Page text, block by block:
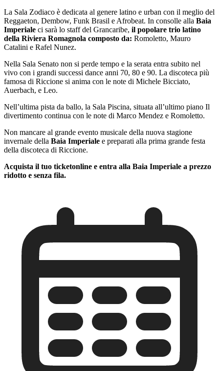
La Sala Zodiaco è dedicata al genere latino e urban con il meglio del
Reggaeton, Dembow, Funk Brasil e Afrobeat. In consolle alla Baia
Imperiale ci sarà lo staff del Grancaribe, il popolare trio latino
della Riviera Romagnola composto da: Romoletto, Mauro
Catalini e Rafel Nunez.
Nella Sala Senato non si perde tempo e la serata entra subito nel
vivo con i grandi successi dance anni 70, 80 e 90. La discoteca più
famosa di Riccione si anima con le note di Michele Bicciato,
Auerbach, e Leo.
Nell’ultima pista da ballo, la Sala Piscina, situata all’ultimo piano Il
divertimento continua con le note di Marco Mendez e Romoletto.
Non mancare al grande evento musicale della nuova stagione
invernale della Baia Imperiale e preparati alla prima grande festa
della discoteca di Riccione.
Acquista il tuo ticketonline e entra alla Baia Imperiale a prezzo
ridotto e senza fila.